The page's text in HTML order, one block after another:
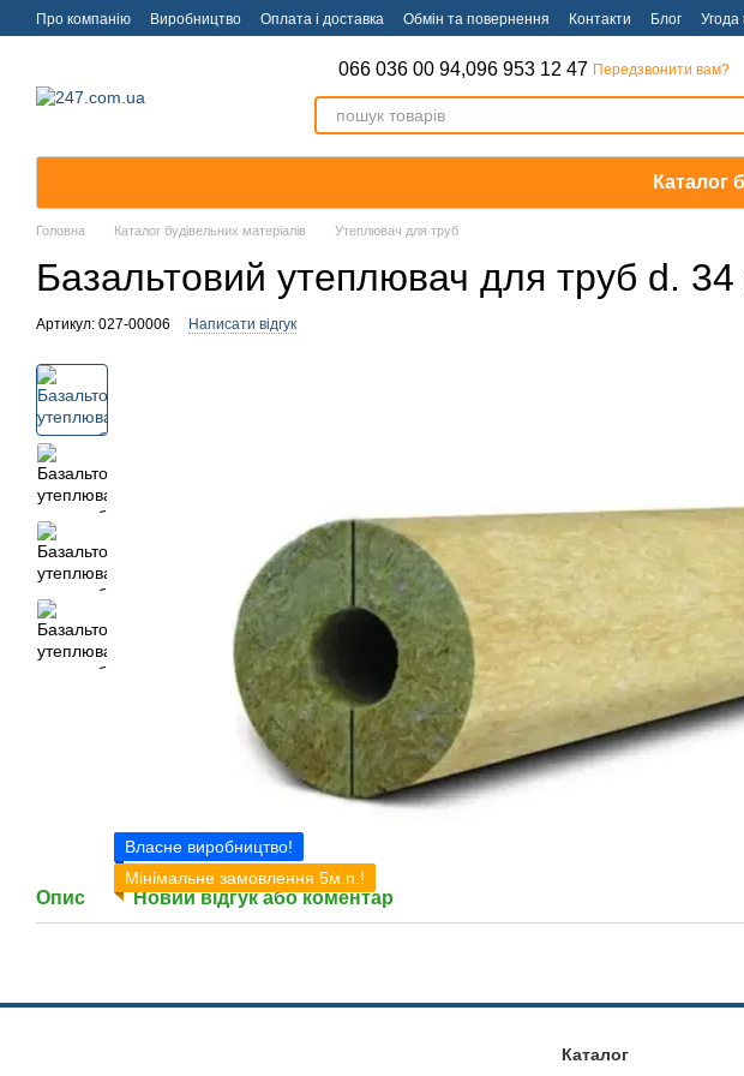
Перейти к основному контенту
Про компанію Виробництво Оплата і доставка Обмін та повернення Контакти Блог Угода
066 036 00 94,096 953 12 47 Передзвонити вам?
Каталог
Головна Каталог будівельних матеріалів Утеплювач для труб
Базальтовий утеплювач для труб d.
Артикул: 027-00006 Написати відгук
Власне виробництво!
Мінімальне замовлення 5м.п.!
Опис Новий відгук або коментар
Каталог